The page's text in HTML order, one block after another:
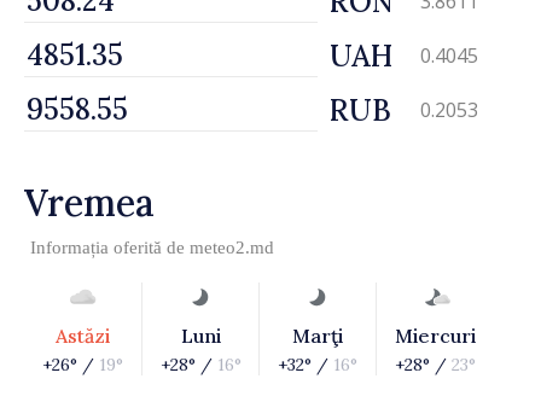
UAH 0.4045
RUB 0.2053
Vremea
Informația oferită de meteo2.md
Astăzi
+26° / 19°
Luni
+28° / 16°
Marţi
+32° / 16°
Miercuri
+28° / 23°